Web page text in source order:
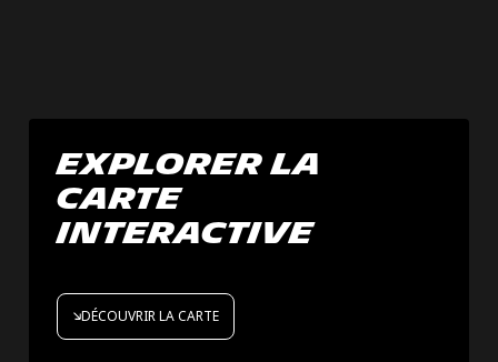
explorer la
carte
interactive
DÉCOUVRIR LA CARTE